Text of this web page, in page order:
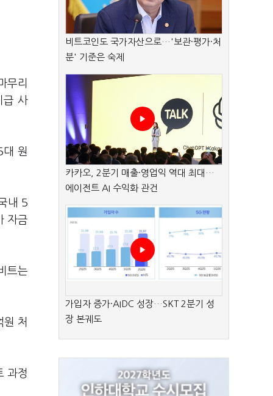
무리
급 사
대 원
내 5
자금
트는
처
과정
비트코인도 국가자산으로…'보관·평가·처
분' 기준은 숙제
카카오, 2분기 매출·영업익 역대 최대…
에이전트 AI 수익화 관건
가입자 증가·AIDC 성장…SKT 2분기 성
장 본궤도